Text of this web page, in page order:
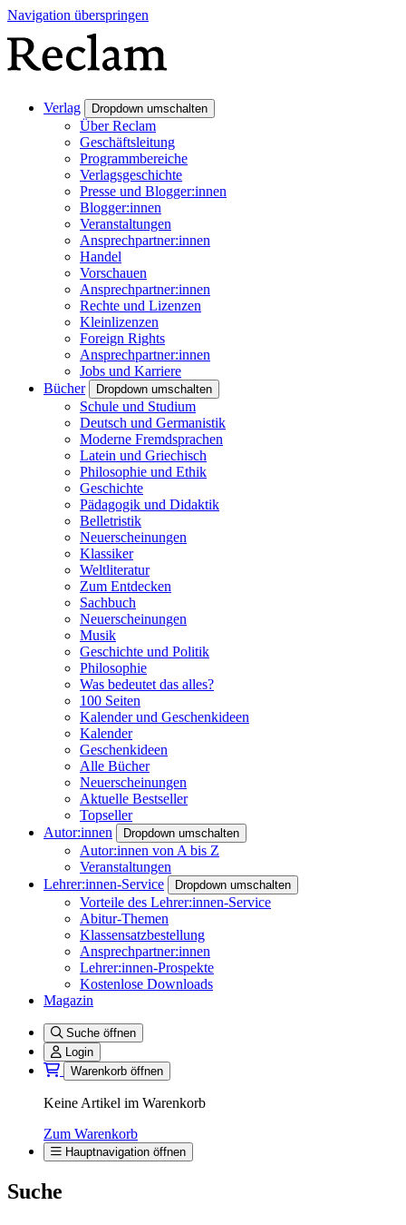
Navigation überspringen
Verlag Dropdown umschalten
Über Reclam
Geschäftsleitung
Programmbereiche
Verlagsgeschichte
Presse und Blogger:innen
Blogger:innen
Veranstaltungen
Ansprechpartner:innen
Handel
Vorschauen
Ansprechpartner:innen
Rechte und Lizenzen
Kleinlizenzen
Foreign Rights
Ansprechpartner:innen
Jobs und Karriere
Bücher
Dropdown umschalten
Schule und Studium
Deutsch und Germanistik
Moderne Fremdsprachen
Latein und Griechisch
Philosophie und Ethik
Geschichte
Pädagogik und Didaktik
Belletristik
Neuerscheinungen
Klassiker
Weltliteratur
Zum Entdecken
Sachbuch
Neuerscheinungen
Musik
Geschichte und Politik
Philosophie
Was bedeutet das alles?
100 Seiten
Kalender und Geschenkideen
Kalender
Geschenkideen
Alle Bücher
Neuerscheinungen
Aktuelle Bestseller
Topseller
Autor:innen
Dropdown umschalten
Autor:innen von A bis Z
Veranstaltungen
Lehrer:innen-Service
Dropdown umschalten
Vorteile des Lehrer:innen-Service
Abitur-Themen
Klassensatzbestellung
Ansprechpartner:innen
Lehrer:innen-Prospekte
Kostenlose Downloads
Magazin
Suche öffnen
Login
Warenkorb öffnen
Keine Artikel im Warenkorb
Zum Warenkorb
Hauptnavigation öffnen
Suche